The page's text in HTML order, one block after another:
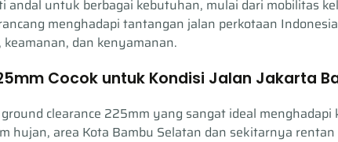
untuk berbagai kebutuhan, mulai dari mobilitas
menghadapi tantangan jalan perkotaan
dan kenyamanan.
Cocok untuk Kondisi Jalan Jakarta
clearance 225mm yang sangat ideal
hujan, area Kota Bambu Selatan dan sekitarnya